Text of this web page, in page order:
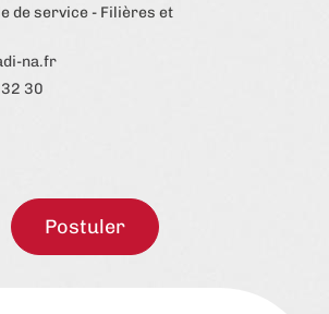
de service - Filières et
na.fr
30
Postuler